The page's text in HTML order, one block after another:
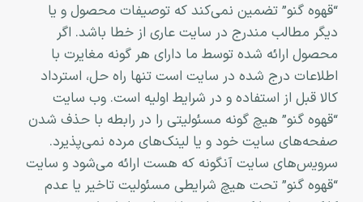
“قهوه گنو” تضمین نمی‏‌کند که توصیفات محصول و یا
دیگر مطالب مندرج در سایت عاری از خطا باشد. اگر
محصول ارائه شده توسط ما دارای هر گونه مغایرت با
اطلاعات درج شده در سایت است تنها راه حل، استرداد
کالا قبل از استفاده و در شرایط اولیه است. وب ‏‌سایت
“قهوه گنو” هیچ گونه مسئولیتی را در رابطه با حذف شدن
صفحه‏‌های سایت خود و یا لینک‏‌های مرده نمی‌‏پذیرد.
سروﻳس‌‏های سایت آن‏گونه که هست ارائه می‏‌شود و سایت
“قهوه گنو” تحت هیچ شرایطی مسئولیت تاخیر یا عدم